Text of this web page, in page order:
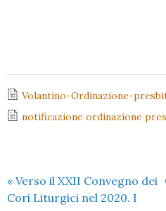
Volantino-Ordinazione-
notificazione ordinazione
« Verso il XXII Convegno dei
Cori Liturgici nel 2020. I